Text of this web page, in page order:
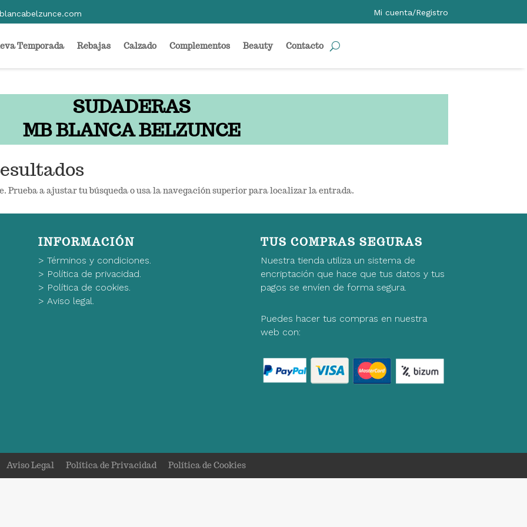
Mi cuenta/Registro
Temporada Rebajas Calzado Complementos Beauty Contacto
SUDADERAS
MB BLANCA BELZUNCE
Prueba a ajustar tu búsqueda o usa la navegación superior para localizar la entrada.
INFORMACIÓN
> Términos y condiciones.
> Política de privacidad.
> Política de cookies.
> Aviso legal.
TUS COMPRAS SEGURAS
Nuestra tienda utiliza un sistema de
encriptación que hace que tus datos y tus
pagos se envíen de forma segura.
Puedes hacer tus compras en nuestra
web con:
Aviso Legal Política de Privacidad Política de Cookies